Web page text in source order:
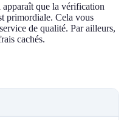
que la vérification
primordiale. Cela vous
de qualité. Par ailleurs,
cachés.